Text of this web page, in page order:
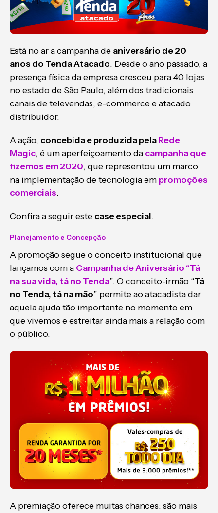
Está no ar a campanha de aniversário de 20
anos do Tenda Atacado. Desde o ano passado, a
presença física da empresa cresceu para 40 lojas
no estado de São Paulo, além dos tradicionais
canais de televendas, e-commerce e atacado
distribuidor.
A ação, concebida e produzida pelaRede
Magic, é um aperfeiçoamento da campanha que
fizemos em 2020, que representou um marco
na implementação de tecnologia em promoções
comerciais.
Confira a seguir este case especial.
Planejamento e Concepção
A promoção segue o conceito institucional que
lançamos com a Campanha de Aniversário “Tá
na sua vida, tá no Tenda”. O conceito-irmão “Tá
no Tenda, tá na mão” permite ao atacadista dar
aquela ajuda tão importante no momento em
que vivemos e estreitar ainda mais a relação com
o público.
A premiação oferece muitas chances: são mais